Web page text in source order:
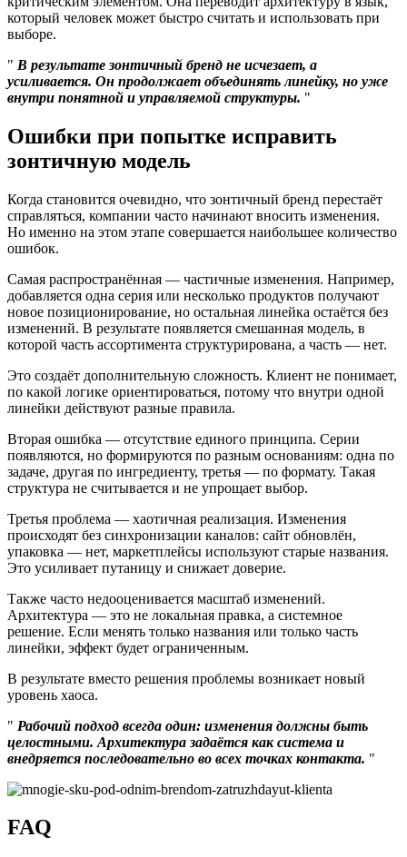
который человек может быстро считать и использовать при
выборе.
В результате зонтичный бренд не исчезает, а
усиливается. Он продолжает объединять линейку, но уже
внутри понятной и управляемой структуры.
Ошибки при попытке исправить
зонтичную модель
Когда становится очевидно, что зонтичный бренд перестаёт
справляться, компании часто начинают вносить изменения.
Но именно на этом этапе совершается наибольшее количество
ошибок.
Самая распространённая — частичные изменения. Например,
добавляется одна серия или несколько продуктов получают
новое позиционирование, но остальная линейка остаётся без
изменений. В результате появляется смешанная модель, в
которой часть ассортимента структурирована, а часть — нет.
Это создаёт дополнительную сложность. Клиент не понимает,
по какой логике ориентироваться, потому что внутри одной
линейки действуют разные правила.
Вторая ошибка — отсутствие единого принципа. Серии
появляются, но формируются по разным основаниям: одна по
задаче, другая по ингредиенту, третья — по формату. Такая
структура не считывается и не упрощает выбор.
Третья проблема — хаотичная реализация. Изменения
происходят без синхронизации каналов: сайт обновлён,
упаковка — нет, маркетплейсы используют старые названия.
Это усиливает путаницу и снижает доверие.
Также часто недооценивается масштаб изменений.
Архитектура — это не локальная правка, а системное
решение. Если менять только названия или только часть
линейки, эффект будет ограниченным.
В результате вместо решения проблемы возникает новый
уровень хаоса.
Рабочий подход всегда один: изменения должны быть
целостными. Архитектура задаётся как система и
внедряется последовательно во всех точках контакта.
FAQ